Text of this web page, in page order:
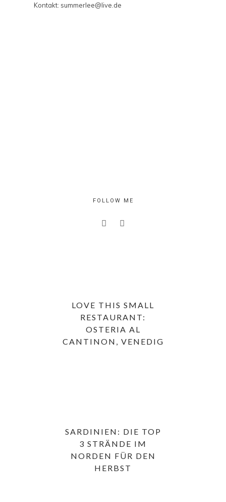
Kontakt: summerlee@live.de
FOLLOW ME
LOVE THIS SMALL
RESTAURANT:
OSTERIA AL
CANTINON, VENEDIG
SARDINIEN: DIE TOP
3 STRÄNDE IM
NORDEN FÜR DEN
HERBST